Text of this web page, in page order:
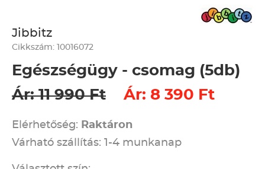
Jibbitz
Cikkszám: 10016072
Egészségügy - csomag (5db)
Ár: 11 990 Ft
Ár: 8 390 Ft
Elérhetőség: Raktáron
Várható szállítás: 1-4 munkanap